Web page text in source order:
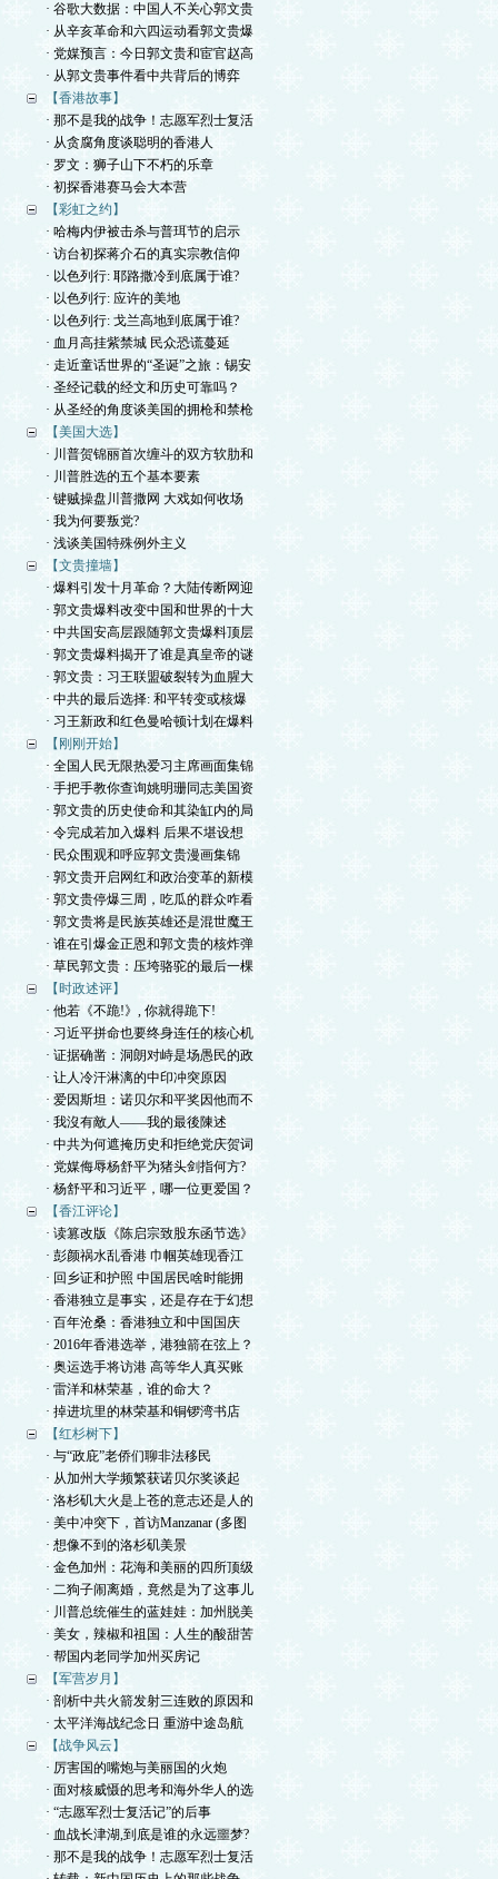
· 谷歌大数据：中国人不关心郭文贵
· 从辛亥革命和六四运动看郭文贵爆
· 党媒预言：今日郭文贵和宦官赵高
· 从郭文贵事件看中共背后的博弈
【香港故事】
· 那不是我的战争！志愿军烈士复活
· 从贪腐角度谈聪明的香港人
· 罗文：狮子山下不朽的乐章
· 初探香港赛马会大本营
【彩虹之约】
· 哈梅内伊被击杀与普珥节的启示
· 访台初探蒋介石的真实宗教信仰
· 以色列行: 耶路撒冷到底属于谁?
· 以色列行: 应许的美地
· 以色列行: 戈兰高地到底属于谁?
· 血月高挂紫禁城 民众恐谎蔓延
· 走近童话世界的“圣诞”之旅：锡安
· 圣经记载的经文和历史可靠吗？
· 从圣经的角度谈美国的拥枪和禁枪
【美国大选】
· 川普贺锦丽首次缠斗的双方软肋和
· 川普胜选的五个基本要素
· 键贼操盘川普撒网 大戏如何收场
· 我为何要叛党?
· 浅谈美国特殊例外主义
【文贵撞墙】
· 爆料引发十月革命？大陆传断网迎
· 郭文贵爆料改变中国和世界的十大
· 中共国安高层跟随郭文贵爆料顶层
· 郭文贵爆料揭开了谁是真皇帝的谜
· 郭文贵：习王联盟破裂转为血腥大
· 中共的最后选择: 和平转变或核爆
· 习王新政和红色曼哈顿计划在爆料
【刚刚开始】
· 全国人民无限热爱习主席画面集锦
· 手把手教你查询姚明珊同志美国资
· 郭文贵的历史使命和其染缸内的局
· 令完成若加入爆料 后果不堪设想
· 民众围观和呼应郭文贵漫画集锦
· 郭文贵开启网红和政治变革的新模
· 郭文贵停爆三周，吃瓜的群众咋看
· 郭文贵将是民族英雄还是混世魔王
· 谁在引爆金正恩和郭文贵的核炸弹
· 草民郭文贵：压垮骆驼的最后一棵
【时政述评】
· 他若《不跪!》, 你就得跪下!
· 习近平拼命也要终身连任的核心机
· 证据确凿：洞朗对峙是场愚民的政
· 让人冷汗淋漓的中印冲突原因
· 爱因斯坦：诺贝尔和平奖因他而不
· 我沒有敵人——我的最後陳述
· 中共为何遮掩历史和拒绝党庆贺词
· 党媒侮辱杨舒平为猪头剑指何方?
· 杨舒平和习近平，哪一位更爱国？
【香江评论】
· 读篡改版《陈启宗致股东函节选》
· 彭颜祸水乱香港 巾帼英雄现香江
· 回乡证和护照 中国居民啥时能拥
· 香港独立是事实，还是存在于幻想
· 百年沧桑：香港独立和中国国庆
· 2016年香港选举，港独箭在弦上？
· 奥运选手将访港 高等华人真买账
· 雷洋和林荣基，谁的命大？
· 掉进坑里的林荣基和铜锣湾书店
【红杉树下】
· 与“政庇”老侨们聊非法移民
· 从加州大学频繁获诺贝尔奖谈起
· 洛杉矶大火是上苍的意志还是人的
· 美中冲突下，首访Manzanar (多图
· 想像不到的洛杉矶美景
· 金色加州：花海和美丽的四所顶级
· 二狗子闹离婚，竟然是为了这事儿
· 川普总统催生的蓝娃娃：加州脱美
· 美女，辣椒和祖国：人生的酸甜苦
· 帮国内老同学加州买房记
【军营岁月】
· 剖析中共火箭发射三连败的原因和
· 太平洋海战纪念日 重游中途岛航
【战争风云】
· 厉害国的嘴炮与美丽国的火炮
· 面对核威慑的思考和海外华人的选
· “志愿军烈士复活记”的后事
· 血战长津湖,到底是谁的永远噩梦?
· 那不是我的战争！志愿军烈士复活